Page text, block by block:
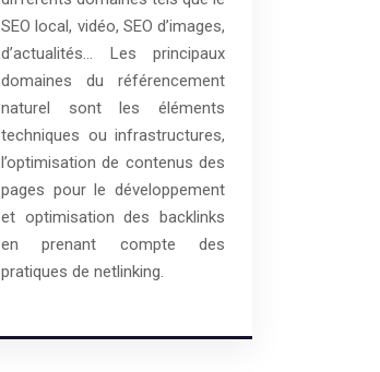
SEO local, vidéo, SEO d’images,
d’actualités… Les principaux
domaines du référencement
naturel sont les éléments
techniques ou infrastructures,
l’optimisation de contenus des
pages pour le développement
et optimisation des backlinks
en prenant compte des
pratiques de netlinking.